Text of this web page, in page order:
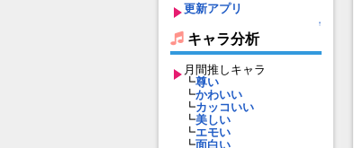
更新アプリ
↑
キャラ分析
月間推しキャラ
┗尊い
┗かわいい
┗カッコいい
┗美しい
┗エモい
┗面白い